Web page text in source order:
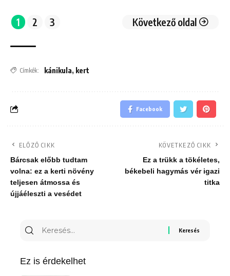
1 2 3 Következő oldal
Címkék: kánikula, kert
Facebook
ELŐZŐ CIKK
Bárcsak előbb tudtam
volna: ez a kerti növény
teljesen átmossa és
újjáéleszti a vesédet
KÖVETKEZŐ CIKK
Ez a trükk a tökéletes,
békebeli hagymás vér igazi
titka
Keresés
Ez is érdekelhet